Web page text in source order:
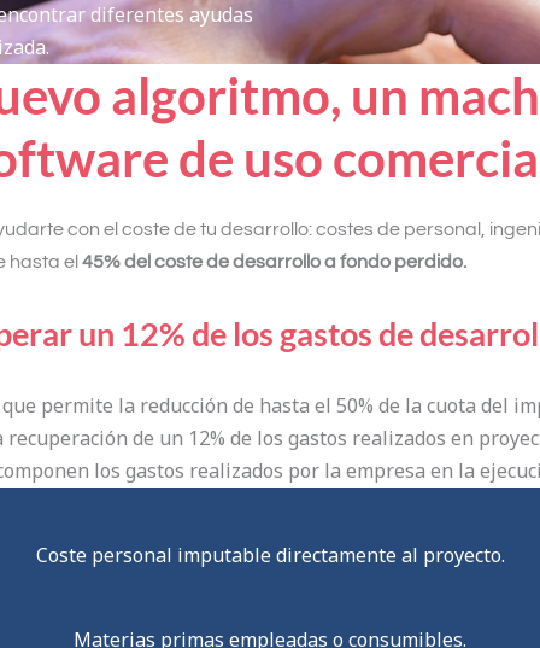
diferentes ayudas
algoritmo, un
de uso
con el coste de tu desarrollo: costes de personal,
hasta el45% del coste de desarrollo a fondo perdido.
un 12% de los gastos de
permite la reducción de hasta el 50% de la cuota del
de un 12% de los gastos realizados en
los gastos realizados por la empresa en la
Coste personal imputable directamente al proyecto.
Materias primas empleadas o consumibles.